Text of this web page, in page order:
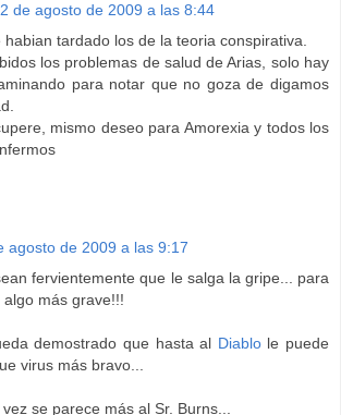
de agosto de 2009 a las 8:44
habian tardado los de la teoria conspirativa.
los problemas de salud de Arias, solo hay
para notar que no goza de digamos
mismo deseo para Amorexia y todos los
agosto de 2009 a las 9:17
fervientemente que le salga la gripe... para
más grave!!!
demostrado que hasta al Diablole puede
virus más bravo...
se parece más al Sr. Burns...